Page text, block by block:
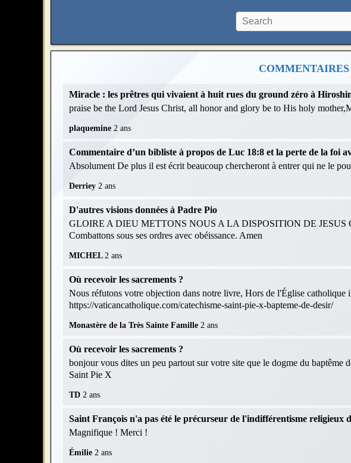
COMMENTAIRES
Miracle : les prêtres qui vivaient à huit rues du ground zéro à
praise be the Lord Jesus Christ, all honor and glory be to His holy
plaquemine 2 ans
Commentaire d’un bibliste à propos de Luc 18:8 et la perte de la foi
Absolument De plus il est écrit beaucoup chercheront à entrer qui ne le
Derriey 2 ans
D'autres visions données à Padre Pio
GLOIRE A DIEU METTONS NOUS A LA DISPOSITION DE JESUS
Combattons sous ses ordres avec obéissance. Amen
MICHEL 2 ans
Où recevoir les sacrements ?
Nous réfutons votre objection dans notre livre, Hors de l'Église catholique
https://vaticancatholique.com/catechisme-saint-pie-x-bapteme-de-desir/
Monastère de la Très Sainte Famille 2 ans
Où recevoir les sacrements ?
bonjour vous dites un peu partout sur votre site que le dogme du baptême
Saint Pie X
TD 2 ans
Saint François n'a pas été le précurseur de l'indifférentisme religieux
Magnifique ! Merci !
Émilie 2 ans